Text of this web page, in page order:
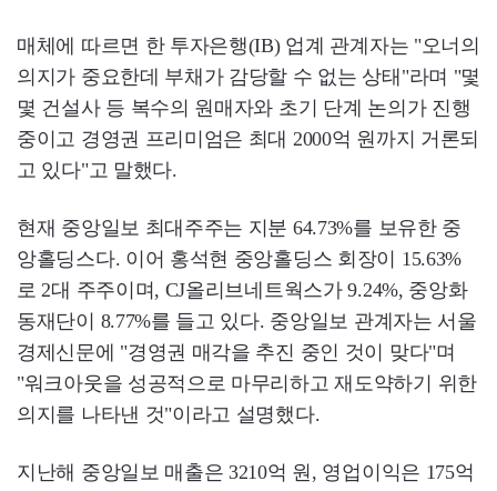
매체에 따르면 한 투자은행(IB) 업계 관계자는 "오너의
의지가 중요한데 부채가 감당할 수 없는 상태"라며 "몇
몇 건설사 등 복수의 원매자와 초기 단계 논의가 진행
중이고 경영권 프리미엄은 최대 2000억 원까지 거론되
고 있다"고 말했다.
현재 중앙일보 최대주주는 지분 64.73%를 보유한 중
앙홀딩스다. 이어 홍석현 중앙홀딩스 회장이 15.63%
로 2대 주주이며, CJ올리브네트웍스가 9.24%, 중앙화
동재단이 8.77%를 들고 있다. 중앙일보 관계자는 서울
경제신문에 "경영권 매각을 추진 중인 것이 맞다"며
"워크아웃을 성공적으로 마무리하고 재도약하기 위한
의지를 나타낸 것"이라고 설명했다.
지난해 중앙일보 매출은 3210억 원, 영업이익은 175억